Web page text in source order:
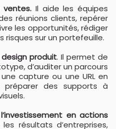
ventes. Il aide les équipes
réunions clients, repérer
les opportunités, rédiger
risques sur un portefeuille.
produit. Il permet de
d’auditer un parcours
capture ou une URL en
des supports à
en actions
résultats d’entreprises,